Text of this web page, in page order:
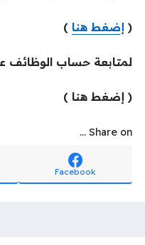
( إضغط هنا )
لمتابعة حساب
( إضغط هنا )
Share on ...
Facebook